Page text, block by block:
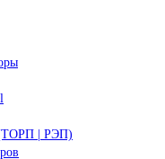
(ТОРП | РЭП)